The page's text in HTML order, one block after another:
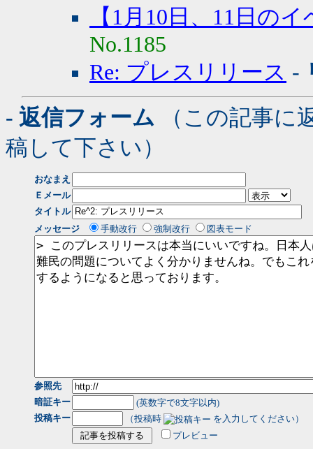
【1月10日、11日の
No.1185
Re: プレスリリース -
- 返信フォーム （この記事に
稿して下さい）
おなまえ
Ｅメール
タイトル
メッセージ
手動改行 強制改行 図表モード
参照先
暗証キー
(英数字で8文字以内)
投稿キー
（投稿時
を入力してください）
プレビュー